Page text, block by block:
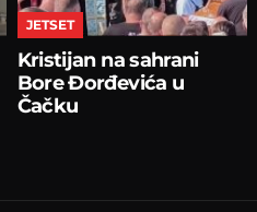
JETSET
Kristijan na sahrani
Bore Đorđevića u
Čačku